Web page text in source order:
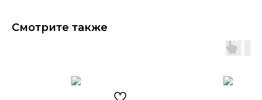
Смотрите также